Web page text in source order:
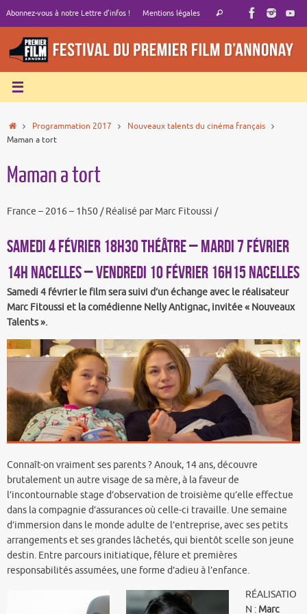
contenu
Abonnez-vous à notre Lettre d’infos ! Mentions légales
Recherche
Rechercher
AccueilProgrammation 2017
Nouveaux talents du cinéma français
Maman a tort
Maman a tort
France – 2016 – 1h50 / Réalisé par Marc Fitoussi /
SAMEDI 4 FÉVRIER 18h30 THÉÂTRE – MARDI 7 FÉVRIER
14h NACELLES – VENDREDI 10 FÉVRIER 16h15 NACELLES
Samedi 4 février le film sera suivi d’un échange avec le réalisateur
Marc Fitoussi et la comédienne Nelly Antignac, invitée « Nouveaux
Talents ».
Connaît-on vraiment ses parents ? Anouk, 14 ans, découvre
brutalement un autre visage de sa mère, à la faveur de
l’incontournable stage d’observation de troisième qu’elle effectue
dans la compagnie d’assurances où celle-ci travaille. Une semaine
d’immersion dans le monde adulte de l’entreprise, avec ses petits
arrangements et ses grandes lâchetés, qui bientôt scelle son jeune
destin. Entre parcours initiatique, fêlure et premières
responsabilités assumées, une forme d’adieu à l’enfance.
RÉALISATIO
N : Marc